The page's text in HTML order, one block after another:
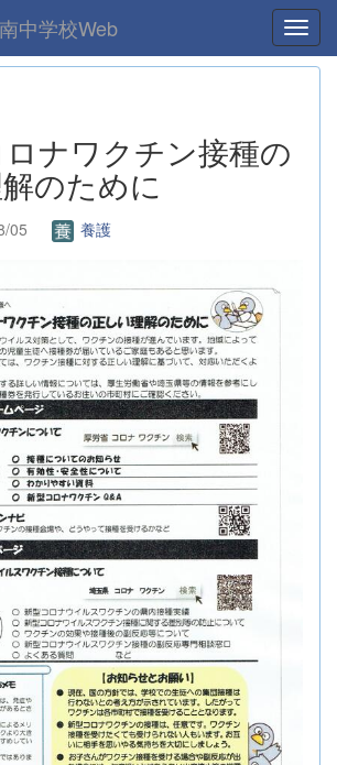
中学校Web
ナワクチン接種の
のために
05 養護